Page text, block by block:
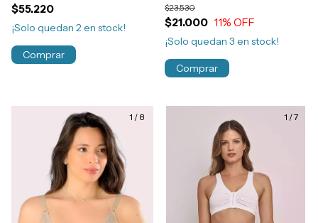
$55.220
¡Solo quedan 2en stock!
Comprar
Art.527
$21.000
$23.530
11% OFF
¡Solo quedan 3 en stock!
Comprar
1 / 8 1 /7